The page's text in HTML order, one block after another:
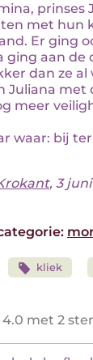
prinses
met hun
Er ging
ging aan
dan ze al
Juliana met
meer
waar: bij
, 3
kliek
4.0 met 2